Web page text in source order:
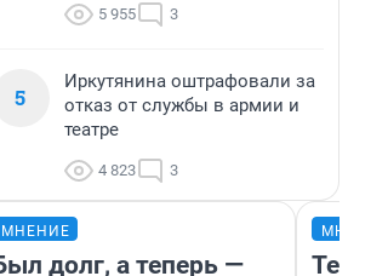
5 955 3
5
Иркутянина оштрафовали за
отказ от службы в армии и
театре
4 823 3
МНЕНИЕ
долг, а теперь —